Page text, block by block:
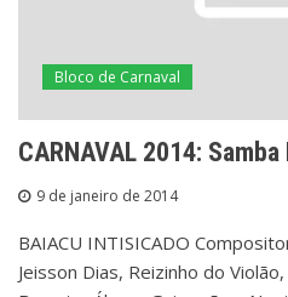
Bloco de Carnaval
CARNAVAL 2014: Samba
9 de janeiro de 2014
BAIACU INTISICADO
Jeisson Dias, Reizinho do